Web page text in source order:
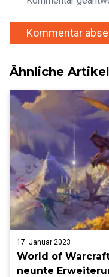
Kommentar
Ähnliche Artikel
17. Januar 2023
World of
neunte